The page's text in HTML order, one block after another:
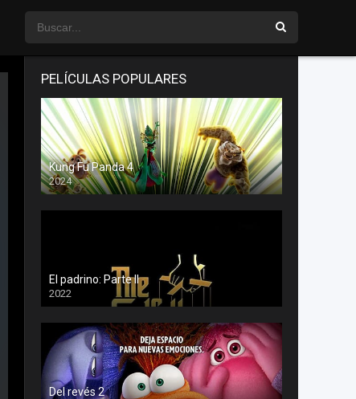
PELÍCULAS POPULARES
Kung Fu Panda 4
2024
El padrino: Parte II
2022
Del revés 2